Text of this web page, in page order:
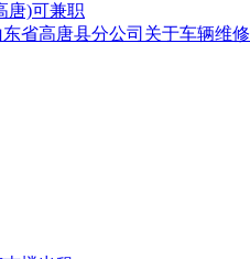
唐)可兼职
省高唐县分公司关于车辆维